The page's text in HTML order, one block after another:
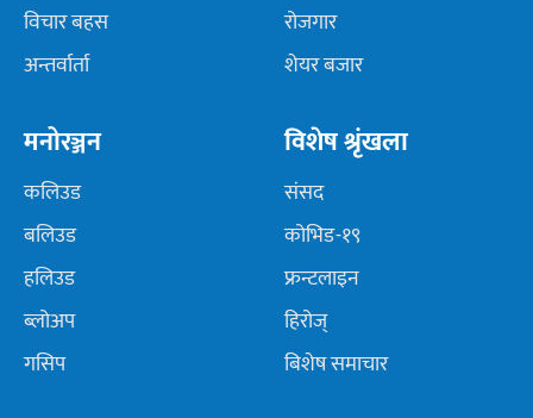
विचार बहस
अन्तर्वार्ता
रोजगार
शेयर बजार
मनोरञ्जन
कलिउड
बलिउड
हलिउड
ब्लोअप
गसिप
विशेष श्रृंखला
संसद
कोभिड-१९
फ्रन्टलाइन
हिरोज्
बिशेष समाचार